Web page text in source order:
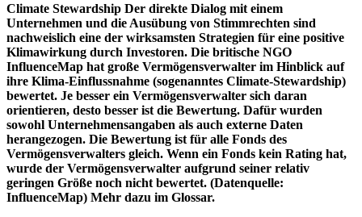
Climate Stewardship Der direkte Dialog mit einem
Unternehmen und die Ausübung von Stimmrechten sind
nachweislich eine der wirksamsten Strategien für eine positive
Klimawirkung durch Investoren. Die britische NGO
InfluenceMap hat große Vermögensverwalter im Hinblick auf
ihre Klima-Einflussnahme (sogenanntes Climate-Stewardship)
bewertet. Je besser ein Vermögensverwalter sich daran
orientieren, desto besser ist die Bewertung. Dafür wurden
sowohl Unternehmensangaben als auch externe Daten
herangezogen. Die Bewertung ist für alle Fonds des
Vermögensverwalters gleich. Wenn ein Fonds kein Rating hat,
wurde der Vermögensverwalter aufgrund seiner relativ
geringen Größe noch nicht bewertet. (Datenquelle:
InfluenceMap) Mehr dazu im Glossar.